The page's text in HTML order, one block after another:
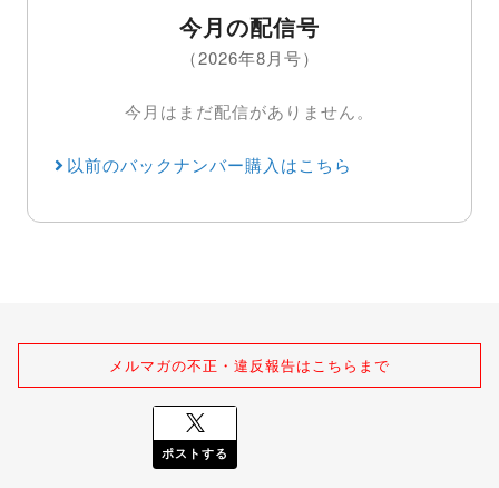
今月の配信号
（2026年8月号）
今月はまだ配信がありません。
以前のバックナンバー購入はこちら
メルマガの不正・違反報告はこちらまで
ポストする